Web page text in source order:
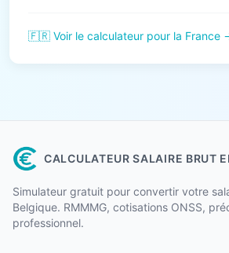
🇫🇷 Voir le calculateur pour la France
CALCULATEUR SALAIRE BRUT
Simulateur gratuit pour convertir votre
Belgique. RMMMG, cotisations ONSS,
professionnel.